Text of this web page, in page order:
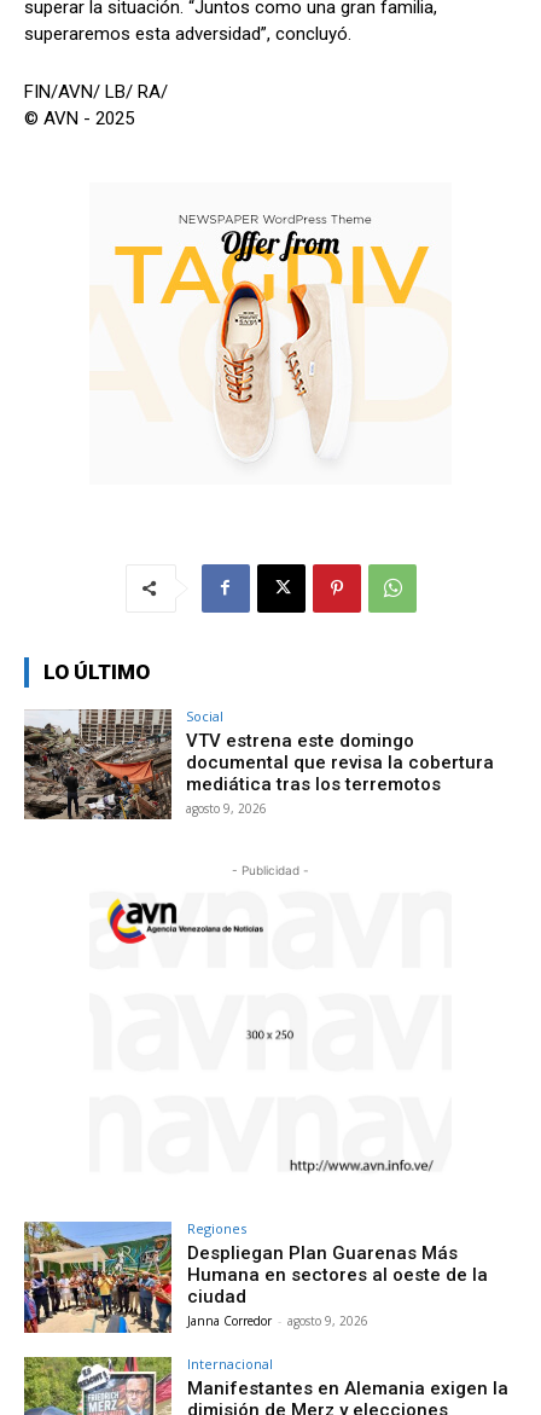
superar la situación. “Juntos como una gran familia,
superaremos esta adversidad”, concluyó.
FIN/AVN/ LB/ RA/
© AVN - 2025
LO ÚLTIMO
Social
VTV estrena este domingo
documental que revisa la cobertura
mediática tras los terremotos
agosto 9, 2026
- Publicidad -
Regiones
Despliegan Plan Guarenas Más
Humana en sectores al oeste de la
ciudad
Janna Corredor - agosto 9, 2026
Internacional
Manifestantes en Alemania exigen la
dimisión de Merz y elecciones